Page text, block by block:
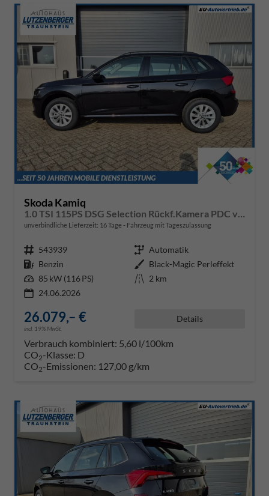
Skoda Kamiq
unverbindliche Lieferzeit: 16 Tage Fahrzeug mit Tageszulassung
Fahrzeugnr. 543939 Getriebe Automatik
Kraftstoff Benzin Außenfarbe Black-Magic Perleffekt
Leistung 85 kW (116 PS) Kilometerstand 2 km
24.06.2026
26.079,– €
incl. 19% MwSt.
Details
Verbrauch kombiniert: 5,60 l/100km
CO2-Klasse: D
CO2-Emissionen: 127,00 g/km